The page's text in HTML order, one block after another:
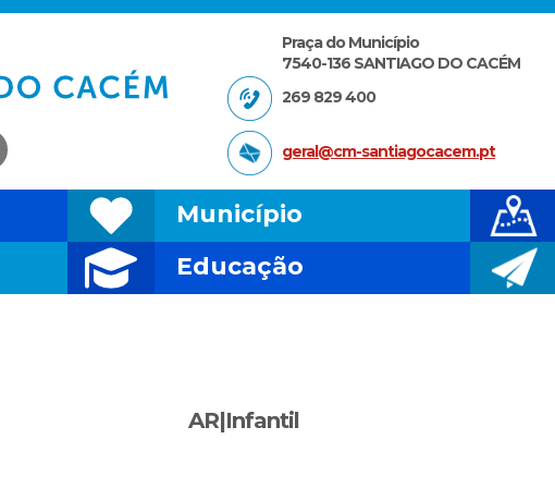
Praça do Município
7540-136 SANTIAGO DO CACÉM
269 829 400
geral@cm-santiagocacem.pt
Município
Educação
AR|Infantil